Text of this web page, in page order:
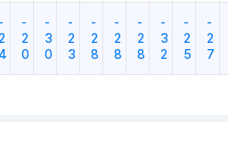
-
2
4
-
2
0
-
3
0
-
2
3
-
2
8
-
2
8
-
2
8
-
3
2
-
2
5
-
2
7